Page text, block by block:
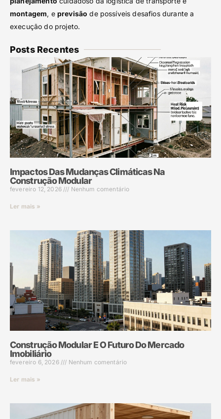
montagem, e previsão de possíveis desafios durante a
execução do projeto.
Posts Recentes
Impactos Das Mudanças Climáticas Na
Construção Modular
fevereiro 12, 2026 Nenhum comentário
Ler mais »
Construção Modular E O Futuro Do Mercado
Imobiliário
fevereiro 6, 2026 Nenhum comentário
Ler mais »